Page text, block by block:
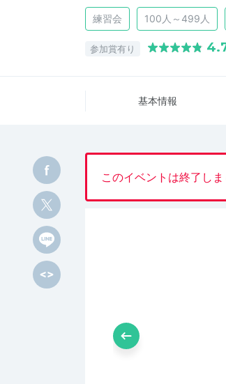
練習会 100人～499人
参加賞有り
基本情報
このイベントは終了しま